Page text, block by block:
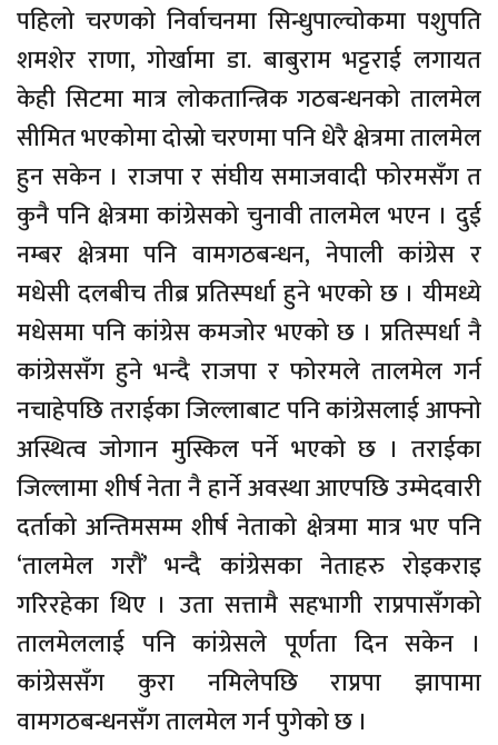
पहिलो चरणको निर्वाचनमा सिन्धुपाल्चोकमा पशुपति
शमशेर राणा, गोर्खामा डा. बाबुराम भट्टराई लगायत
केही सिटमा मात्र लोकतान्त्रिक गठबन्धनको तालमेल
सीमित भएकोमा दोस्रो चरणमा पनि धेरै क्षेत्रमा तालमेल
हुन सकेन । राजपा र संघीय समाजवादी फोरमसँग त
कुनै पनि क्षेत्रमा कांग्रेसको चुनावी तालमेल भएन । दुई
नम्बर क्षेत्रमा पनि वामगठबन्धन, नेपाली कांग्रेस र
मधेसी दलबीच तीब्र प्रतिस्पर्धा हुने भएको छ । यीमध्ये
मधेसमा पनि कांग्रेस कमजोर भएको छ । प्रतिस्पर्धा नै
कांग्रेससँग हुने भन्दै राजपा र फोरमले तालमेल गर्न
नचाहेपछि तराईका जिल्लाबाट पनि कांग्रेसलाई आफ्नो
अस्थित्व जोगान मुस्किल पर्ने भएको छ । तराईका
जिल्लामा शीर्ष नेता नै हार्ने अवस्था आएपछि उम्मेदवारी
दर्ताको अन्तिमसम्म शीर्ष नेताको क्षेत्रमा मात्र भए पनि
‘तालमेल गरौं’ भन्दै कांग्रेसका नेताहरु रोइकराइ
गरिरहेका थिए । उता सत्तामै सहभागी राप्रपासँगको
तालमेललाई पनि कांग्रेसले पूर्णता दिन सकेन ।
कांग्रेससँग कुरा नमिलेपछि राप्रपा झापामा
वामगठबन्धनसँग तालमेल गर्न पुगेको छ ।